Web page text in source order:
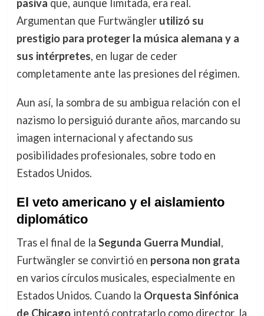
pasiva que, aunque limitada, era real.
Argumentan que Furtwängler utilizó su
prestigio para proteger la música alemana y a
sus intérpretes, en lugar de ceder
completamente ante las presiones del régimen.
Aun así, la sombra de su ambigua relación con el
nazismo lo persiguió durante años, marcando su
imagen internacional y afectando sus
posibilidades profesionales, sobre todo en
Estados Unidos.
El veto americano y el aislamiento
diplomático
Tras el final de la Segunda Guerra Mundial,
Furtwängler se convirtió en persona non grata
en varios círculos musicales, especialmente en
Estados Unidos. Cuando la Orquesta Sinfónica
de Chicagointentó contratarlo como director, la